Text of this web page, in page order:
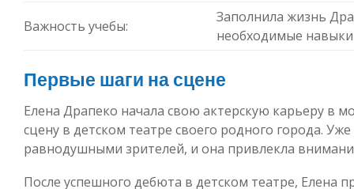
Важность учебы:
Заполнила жизнь
необходимые
Первые шаги на сцене
Елена Драпеко начала свою актерскую карьеру в
сцену в детском театре своего родного города.
равнодушными зрителей, и она привлекла
После успешного дебюта в детском театре, Елена